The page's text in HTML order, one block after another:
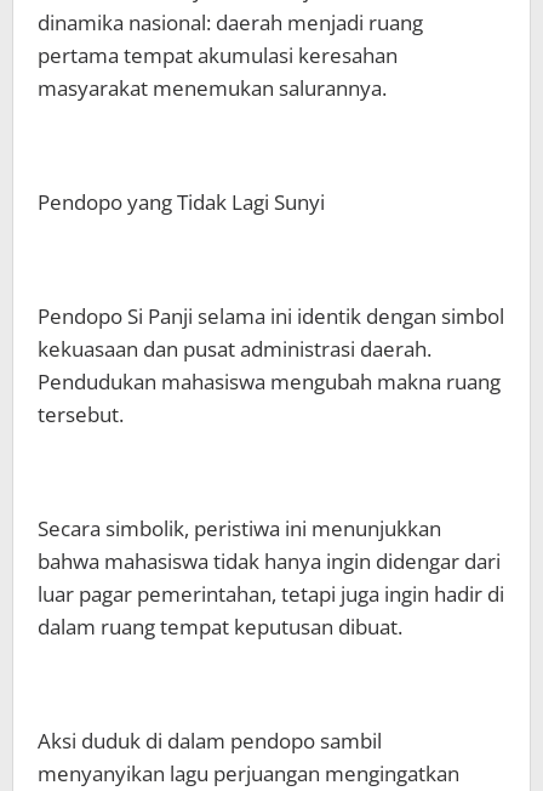
dinamika nasional: daerah menjadi ruang
pertama tempat akumulasi keresahan
masyarakat menemukan salurannya.
Pendopo yang Tidak Lagi Sunyi
Pendopo Si Panji selama ini identik dengan simbol
kekuasaan dan pusat administrasi daerah.
Pendudukan mahasiswa mengubah makna ruang
tersebut.
Secara simbolik, peristiwa ini menunjukkan
bahwa mahasiswa tidak hanya ingin didengar dari
luar pagar pemerintahan, tetapi juga ingin hadir di
dalam ruang tempat keputusan dibuat.
Aksi duduk di dalam pendopo sambil
menyanyikan lagu perjuangan mengingatkan